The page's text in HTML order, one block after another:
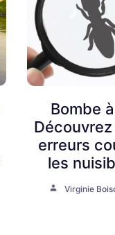
Bombe
erreurs
les
Virginie